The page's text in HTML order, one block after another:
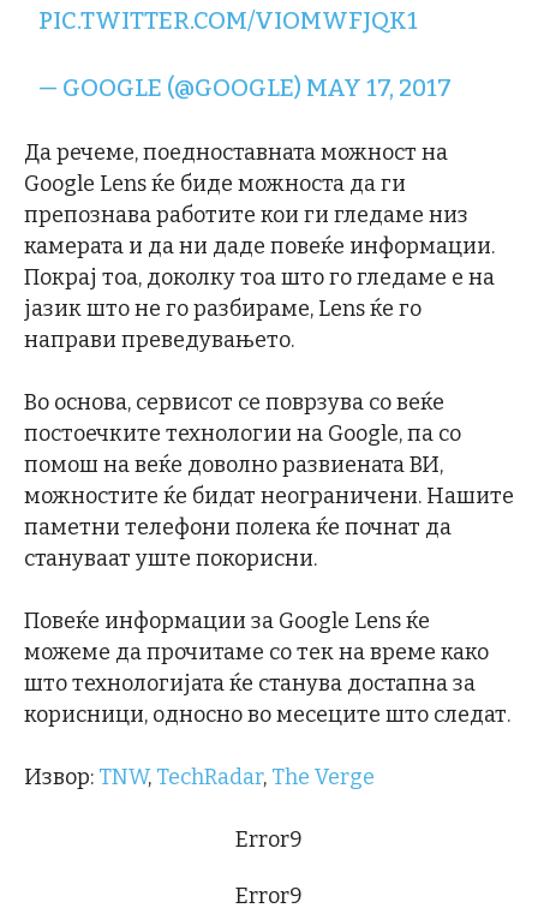
PIC.TWITTER.COM/VIOMWFJQK1
— GOOGLE (@GOOGLE) MAY 17, 2017
Да речеме, поедноставната можност на
Google Lens ќе биде можноста да ги
препознава работите кои ги гледаме низ
камерата и да ни даде повеќе информации.
Покрај тоа, доколку тоа што го гледаме е на
јазик што не го разбираме, Lens ќе го
направи преведувањето.
Во основа, сервисот се поврзува со веќе
постоечките технологии на Google, па со
помош на веќе доволно развиената ВИ,
можностите ќе бидат неограничени. Нашите
паметни телефони полека ќе почнат да
стануваат уште покорисни.
Повеќе информации за Google Lens ќе
можеме да прочитаме со тек на време како
што технологијата ќе станува достапна за
корисници, односно во месеците што следат.
Извор: TNW, TechRadar, The Verge
Error9
Error9